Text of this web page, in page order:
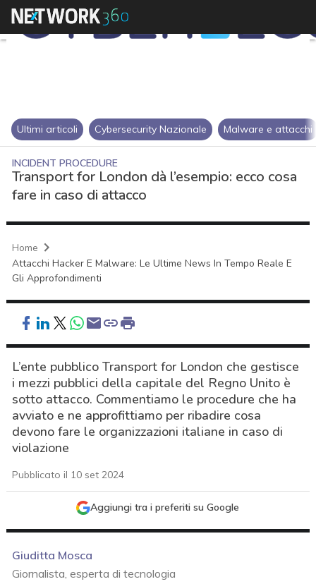
Ultimi articoli Cybersecurity Nazionale Malware e attacchi
INCIDENT PROCEDURE
Transport for London dà l’esempio: ecco cosa
fare in caso di attacco
Home
Attacchi Hacker E Malware: Le Ultime News In Tempo Reale E
Gli Approfondimenti
L’ente pubblico Transport for London che gestisce
i mezzi pubblici della capitale del Regno Unito è
sotto attacco. Commentiamo le procedure che ha
avviato e ne approfittiamo per ribadire cosa
devono fare le organizzazioni italiane in caso di
violazione
Pubblicato il 10 set 2024
Aggiungi tra i preferiti su Google
Giuditta Mosca
Giornalista, esperta di tecnologia